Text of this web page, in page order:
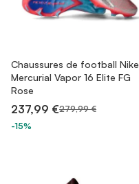
Chaussures de football Nike
Mercurial Vapor 16 Elite FG
Rose
237,99 €279,99 €
-15%